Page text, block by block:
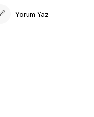
Yorum Yaz